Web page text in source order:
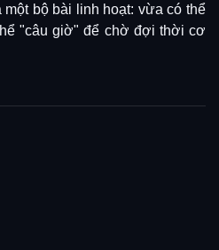
một bộ bài linh hoạt: vừa có thể
"câu giờ" để chờ đợi thời cơ